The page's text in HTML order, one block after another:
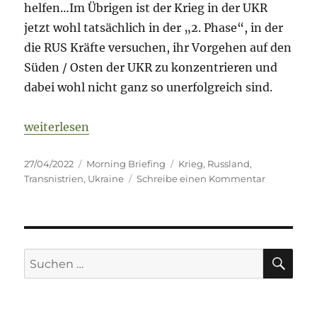
helfen…Im Übrigen ist der Krieg in der UKR
jetzt wohl tatsächlich in der „2. Phase“, in der
die RUS Kräfte versuchen, ihr Vorgehen auf den
Süden / Osten der UKR zu konzentrieren und
dabei wohl nicht ganz so unerfolgreich sind.
„Fog of War – 27. April 2022 – Tag 63“
weiterlesen
Veröffentlicht
am
27/04/2022 Kategorien
Morning Briefing Schlagwörter
Krieg, Russland,
Transnistrien, Ukraine Schreibe einen Kommentarzu
27.
April
2022
Suche
nach: